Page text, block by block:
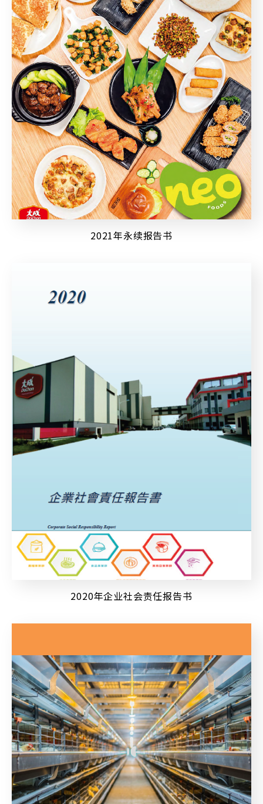
2021年永续报告书
2020年企业社会责任报告书